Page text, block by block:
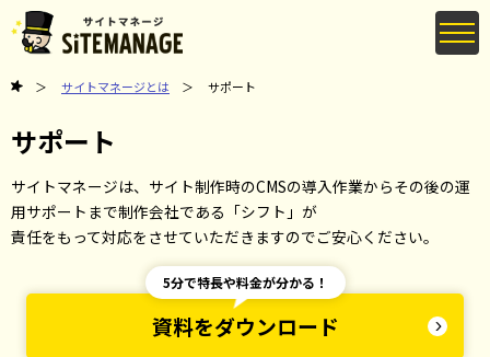
サイトマネージとは サポート
サポート
サイトマネージは、サイト制作時のCMSの導入作業からその後の運
用サポートまで制作会社である「シフト」が
責任をもって対応をさせていただきますのでご安心ください。
5分で特長や料金が分かる！
資料をダウンロード